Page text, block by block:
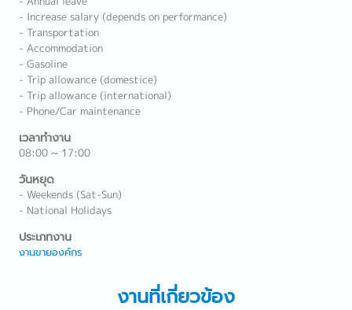
- Increase salary (depends on performance)
- Transportation
- Accommodation
- Gasoline
- Trip allowance (domestice)
- Trip allowance (international)
- Phone/Car maintenance
เวลาทำงาน
08:00 ~ 17:00
วันหยุด
- Weekends (Sat-Sun)
- National Holidays
ประเภทงาน
งานขายองค์กร
งานที่เกี่ยวข้อง